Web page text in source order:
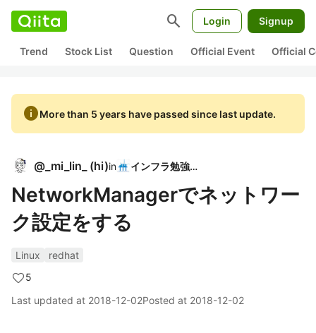
search Login Signup
Trend Stock List Question Official Event Official
infoMore than 5 years have passed since last update.
@ _mi_lin_ (hi)in インフラ勉強会
NetworkManagerでネットワー
ク設定をする
Linux
redhat
5
Last updated at 2018-12-02Posted at 2018-12-02